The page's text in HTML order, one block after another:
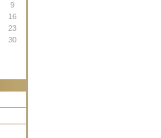
9
16
23
30